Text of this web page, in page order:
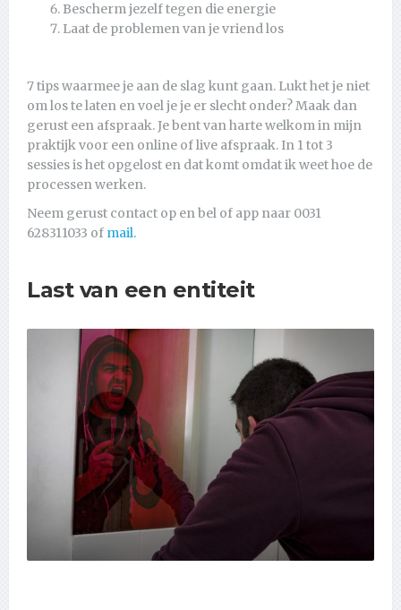
Bescherm jezelf tegen die energie
Laat de problemen van je vriend los
7 tips waarmee je aan de slag kunt gaan. Lukt het je niet
om los te laten en voel je je er slecht onder? Maak dan
gerust een afspraak. Je bent van harte welkom in mijn
praktijk voor een online of live afspraak. In 1 tot 3
sessies is het opgelost en dat komt omdat ik weet hoe de
processen werken.
Neem gerust contact op en bel of app naar 0031
628311033 of mail.
Last van een entiteit